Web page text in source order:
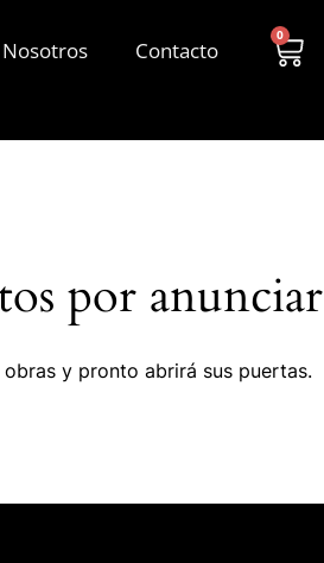
Contacto
0
por anunciar
y pronto abrirá sus puertas.